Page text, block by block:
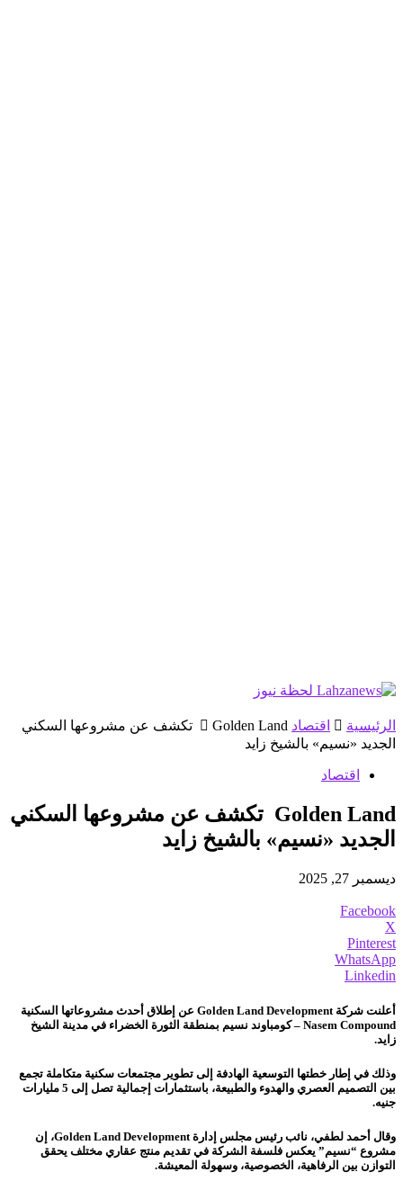
الرئيسية اقتصاد
Golden Land تكشف عن مشروعها السكني
الجديد «نسيم» بالشيخ زايد
اقتصاد
Golden Land تكشف عن مشروعها السكني
الجديد «نسيم» بالشيخ زايد
ديسمبر 27, 2025
Facebook
X
Pinterest
WhatsApp
Linkedin
أعلنت شركة Golden Land Development عن إطلاق أحدث مشروعاتها السكنية
Nasem Compound – كومباوند نسيم بمنطقة الثورة الخضراء في مدينة الشيخ
زايد.
وذلك في إطار خطتها التوسعية الهادفة إلى تطوير مجتمعات سكنية متكاملة تجمع
بين التصميم العصري والهدوء والطبيعة، باستثمارات إجمالية تصل إلى 5 مليارات
جنيه.
وقال أحمد لطفي، نائب رئيس مجلس إدارة Golden Land Development، إن
مشروع “نسيم” يعكس فلسفة الشركة في تقديم منتج عقاري مختلف يحقق
التوازن بين الرفاهية، الخصوصية، وسهولة المعيشة.